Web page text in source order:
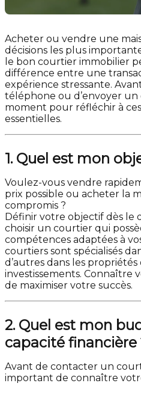
Acheter ou vendre une
décisions les plus
le bon courtier immobilier
différence entre une
expérience stressante.
téléphone ou d’envoyer
moment pour réfléchir à
essentielles.
1. Quel est mon
Voulez-vous vendre
prix possible ou acheter la
compromis ?
Définir votre objectif dès le
choisir un courtier qui
compétences adaptées à
courtiers sont spécialisés
d’autres dans les
investissements. Connaître
de maximiser votre succès.
2. Quel est mon
capacité financière
Avant de contacter un
important de connaître